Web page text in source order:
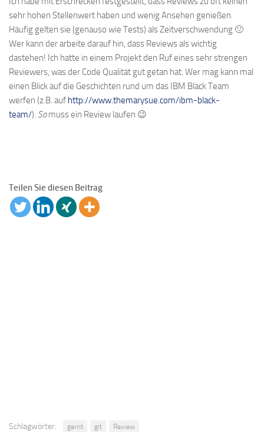
sehr hohen Stellenwert haben und wenig Ansehen genießen.
Häufig gelten sie (genauso wie Tests) als Zeitverschwendung 🙁
Wer kann der arbeite darauf hin, dass Reviews als wichtig
dastehen! Ich hatte in einem Projekt den Ruf eines sehr strengen
Reviewers, was der Code Qualität gut getan hat. Wer mag kann mal
einen Blick auf die Geschichten rund um das IBM Black Team
werfen (z.B. auf http://www.themarysue.com/ibm-black-
team/). Somuss ein Review laufen 😉
Teilen Sie diesen Beitrag
Schlagwörter: gerrit git Review